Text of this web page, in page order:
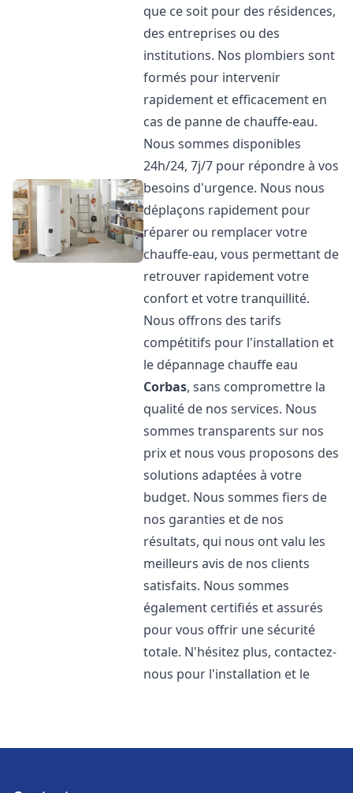
que ce soit pour des résidences,
des entreprises ou des
institutions. Nos plombiers sont
formés pour intervenir
rapidement et efficacement en
cas de panne de chauffe-eau.
Nous sommes disponibles
24h/24, 7j/7 pour répondre à vos
besoins d'urgence. Nous nous
déplaçons rapidement pour
réparer ou remplacer votre
chauffe-eau, vous permettant de
retrouver rapidement votre
confort et votre tranquillité.
Nous offrons des tarifs
compétitifs pour l'installation et
le dépannage chauffe eau
Corbas, sans compromettre la
qualité de nos services. Nous
sommes transparents sur nos
prix et nous vous proposons des
solutions adaptées à votre
budget. Nous sommes fiers de
nos garanties et de nos
résultats, qui nous ont valu les
meilleurs avis de nos clients
satisfaits. Nous sommes
également certifiés et assurés
pour vous offrir une sécurité
totale. N'hésitez plus, contactez-
nous pour l'installation et le